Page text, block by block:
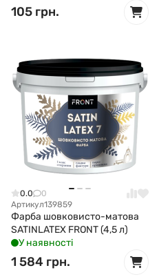
105 грн.
0.0
0
Артикул139859
Фарба шовковисто-матова
SATINLATEX FRONT (4,5 л)
У наявності
1 584 грн.